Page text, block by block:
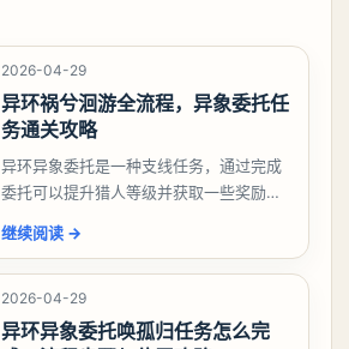
2026-04-29
异环祸兮洄游全流程，异象委托任
务通关攻略
异环异象委托是一种支线任务，通过完成
委托可以提升猎人等级并获取一些奖励，
么做，下面就来告诉大家。异环异象委托
祸兮洄游任务攻略
继续阅读 →
2026-04-29
异环异象委托唤孤归任务怎么完